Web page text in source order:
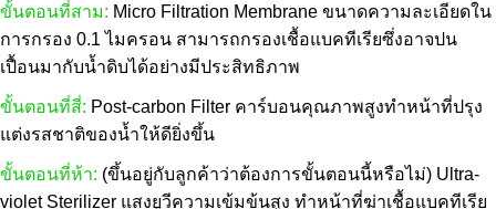
ขั้นตอนที่สาม: Micro Filtration Membrane ขนาดความละเอียดใน
การกรอง 0.1 ไมครอน สามารถกรองเชื้อแบคทีเรียซึ่งอาจปน
เปื้อนมากับน้ำดิบได้อย่างมีประสิทธิภาพ
ขั้นตอนที่สี่: Post-carbon Filter คาร์บอนคุณภาพสูงทำหน้าที่ปรุง
แต่งรสชาติของน้ำให้ดียิ่งขึ้น
ขั้นตอนที่ห้า: (ขึ้นอยู่กับลูกค้าว่าต้องการขั้นตอนนี้หรือไม่) Ultra-
violet Sterilizer แสงยูวีความเข้มข้นสูง ทำหน้าที่ฆ่าเชื้อแบคทีเรีย